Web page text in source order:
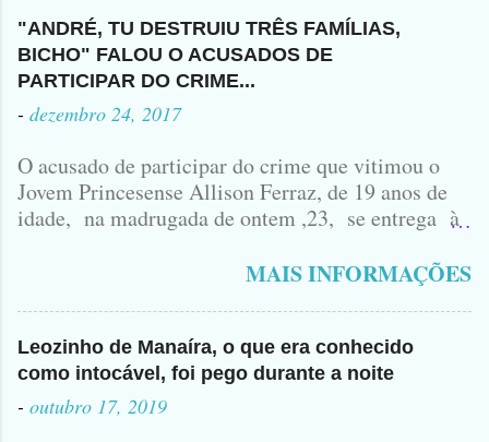
"ANDRÉ, TU DESTRUIU TRÊS FAMÍLIAS,
BICHO" FALOU O ACUSADOS DE
PARTICIPAR DO CRIME...
- dezembro 24, 2017
O acusado de participar do crime que vitimou o
Jovem Princesense Allison Ferraz, de 19 anos de
idade, na madrugada de ontem ,23, se entrega à
vulgo ( CORRÓ ) falou como tudo aconteceu ...
MAIS INFORMAÇÕES
Leozinho de Manaíra, o que era conhecido
como intocável, foi pego durante a noite
- outubro 17, 2019